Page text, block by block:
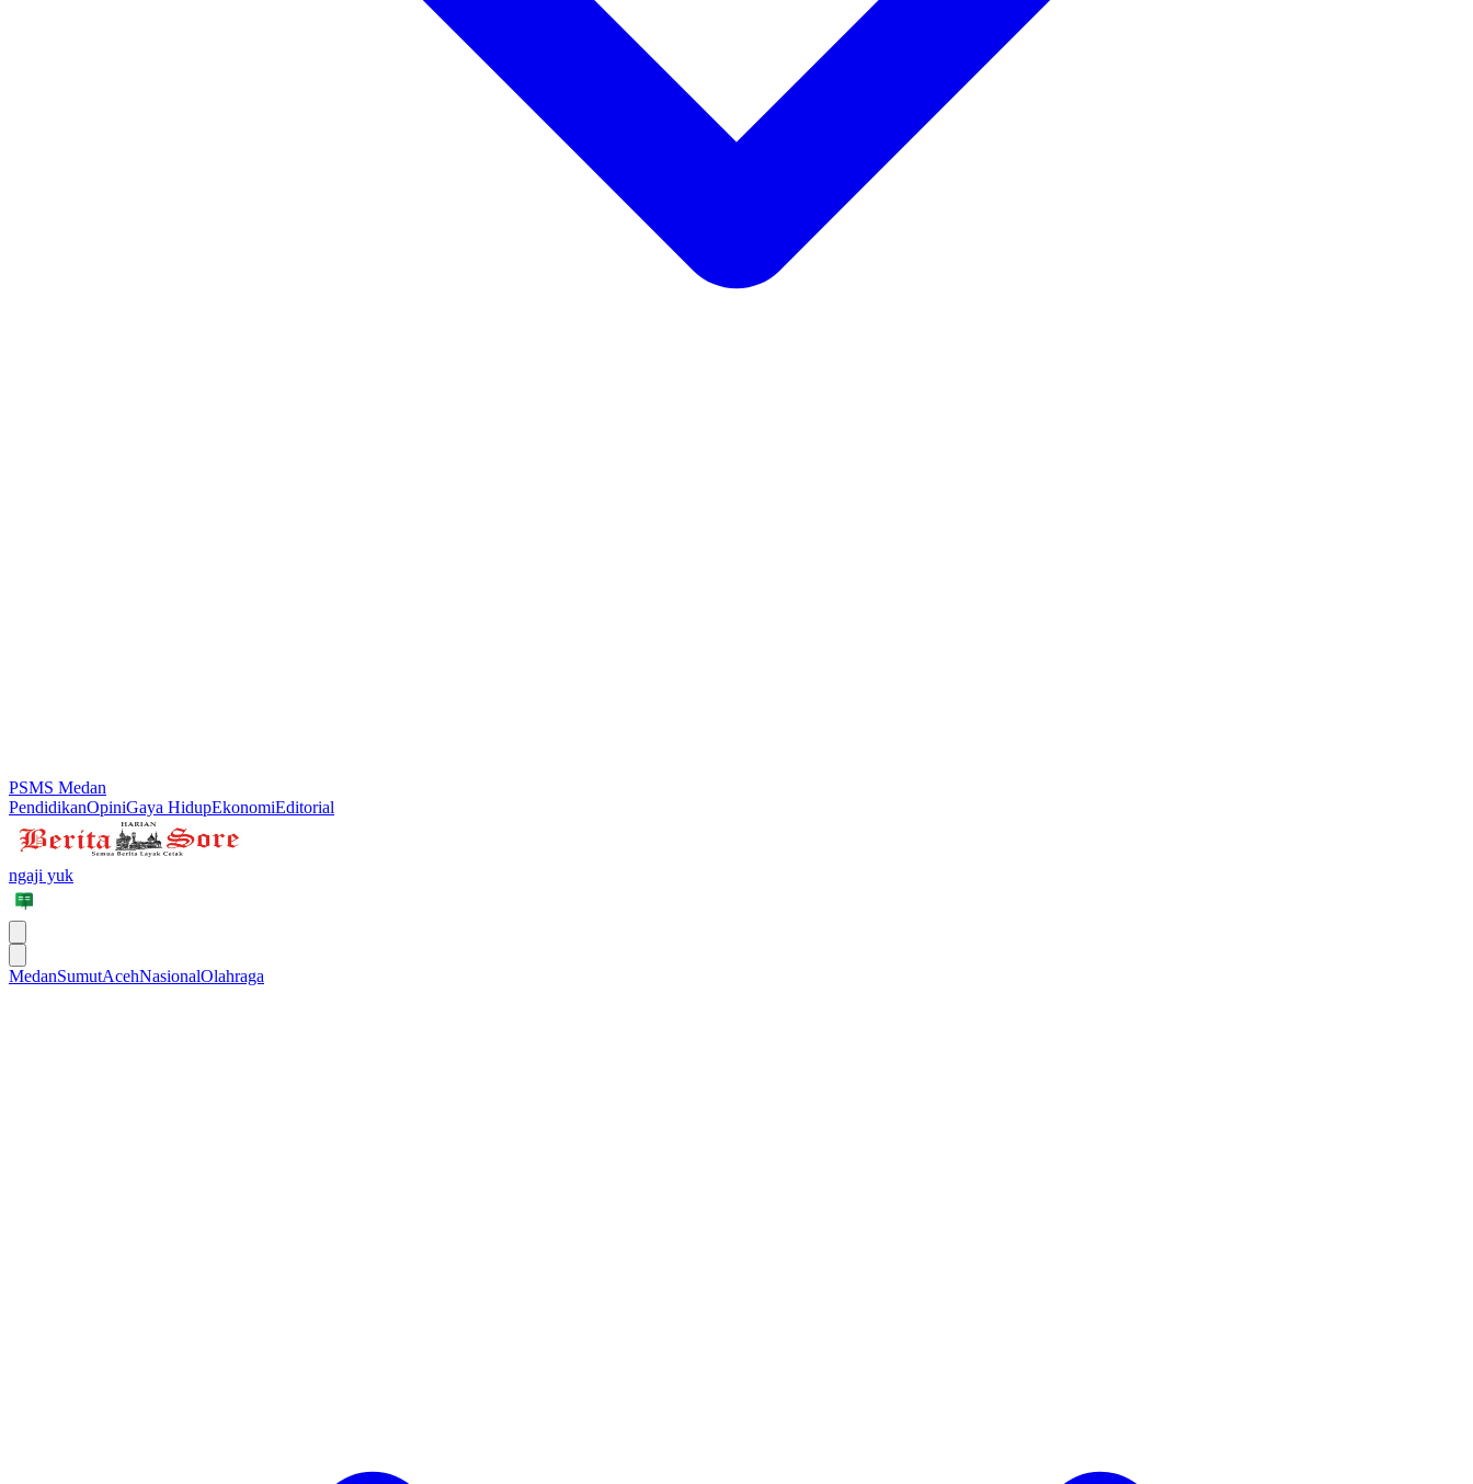
PSMS Medan
PendidikanOpiniGaya HidupEkonomiEditorial
ngaji yuk
MedanSumutAcehNasionalOlahraga